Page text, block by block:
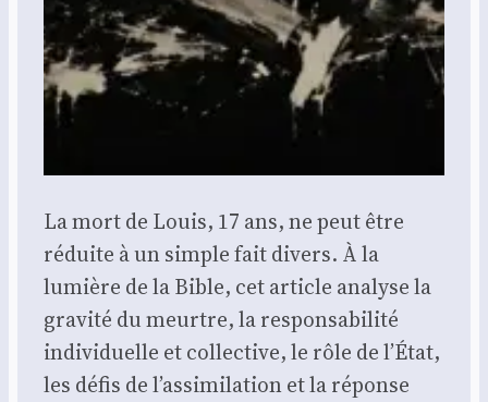
La mort de Louis, 17 ans, ne peut être
réduite à un simple fait divers. À la
lumière de la Bible, cet article ana­lyse la
gra­vi­té du meurtre, la res­pon­sa­bi­li­té
indi­vi­duelle et col­lec­tive, le rôle de l’É­tat,
les défis de l’as­si­mi­la­tion et la réponse